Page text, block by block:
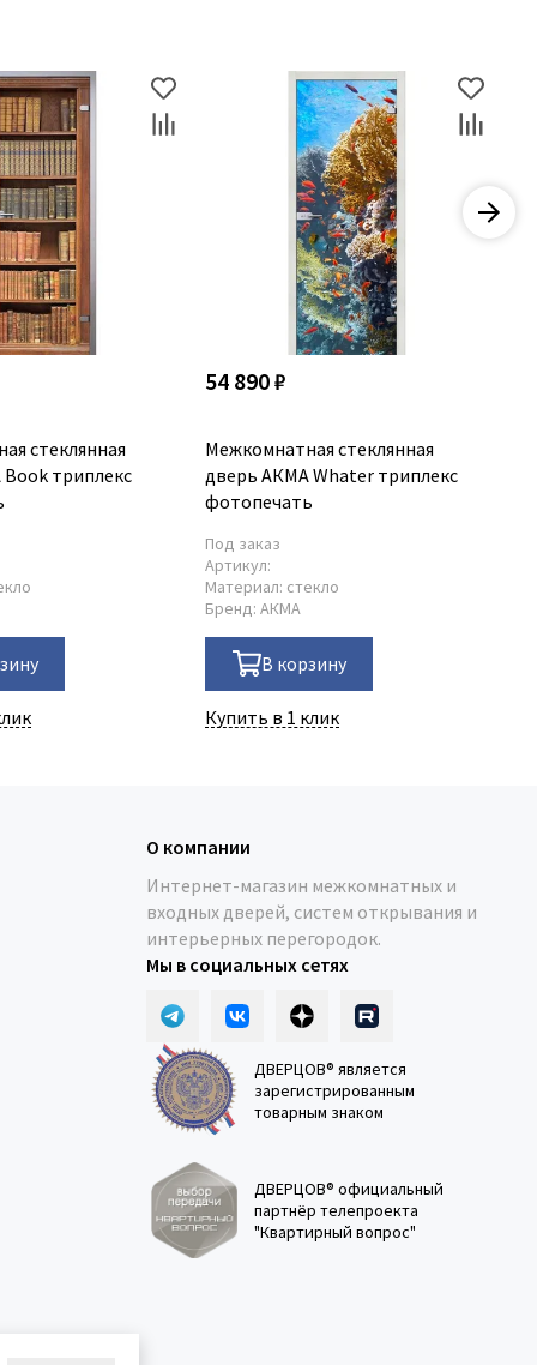
стеклянная
триплекс
54 890 ₽
Межкомнатная стеклянная
дверь АКМА Whater триплекс
фотопечать
Под заказ
Артикул:
Материал: стекло
Бренд:АКМА
В корзину
Купить в 1 клик
О компании
Интернет-магазин межкомнатных и
входных дверей, систем открывания и
интерьерных перегородок.
Мы в социальных сетях
ДВЕРЦОВ® является
зарегистрированным
товарным знаком
ДВЕРЦОВ® официальный
партнёр телепроекта
"Квартирный вопрос"